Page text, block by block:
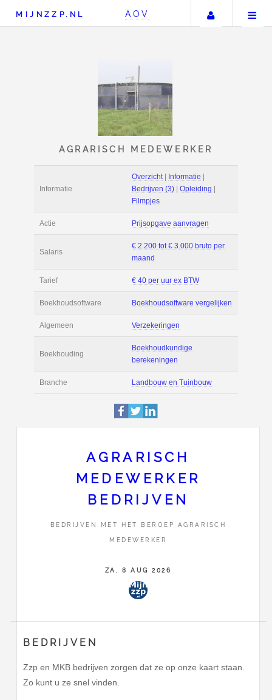
MIJNZZP.NL AOV Uw
AGRARISCH
Overzicht
Filmpjes
Prijsopgave
Salaris
€ 40 per uur ex
Boekhoudsoftware
Algemeen Verzekeringen
Boekhoudkundige
berekeningen
AGRARISCH
MEDEWERKER
BEDRIJVEN
BEDRIJVEN MET HET BEROEP AGRARISCH
MEDEWERKER
ZA, 8 AUG 2026
BEDRIJVEN
Zzp en MKB bedrijven zorgen dat ze op onze kaart staan.
Zo kunt u ze snel vinden.